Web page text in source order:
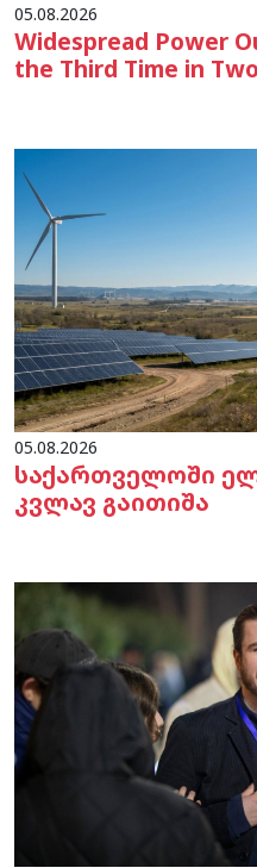
05.08.2026
Widespread Power
the Third Time in
05.08.2026
საქართველოში
კვლავ გაითიშა